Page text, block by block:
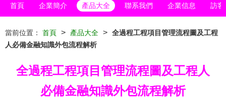
首頁 企業簡介 產品大全 聯系我們 企業信息 訪客
當前位置： 首頁 > 產品大全 > 全過程工程項目管理流程圖及工程
人必備金融知識外包流程解析
全過程工程項目管理流程圖及工程人
必備金融知識外包流程解析